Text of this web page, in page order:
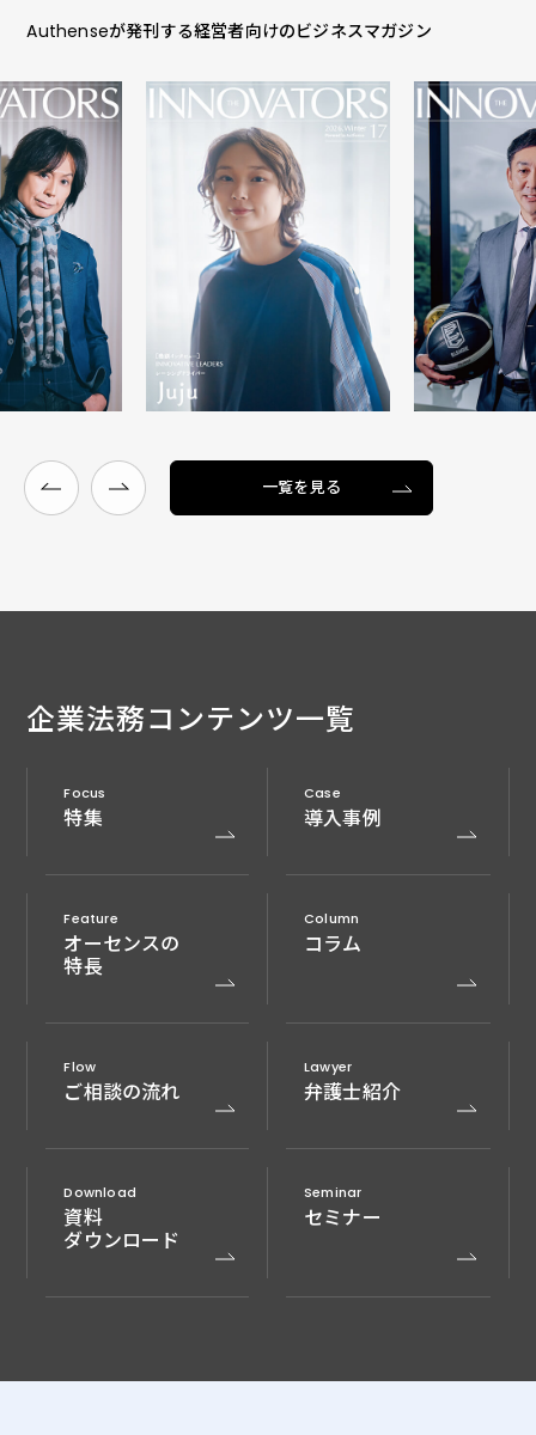
Authenseが発刊する経営者向けのビジネスマガジン
一覧を見る
企業法務コンテンツ一覧
Focus
特集
Case
導入事例
Feature
オーセンスの
特長
Column
コラム
Flow
ご相談の流れ
Lawyer
弁護士紹介
Download
資料
ダウンロード
Seminar
セミナー